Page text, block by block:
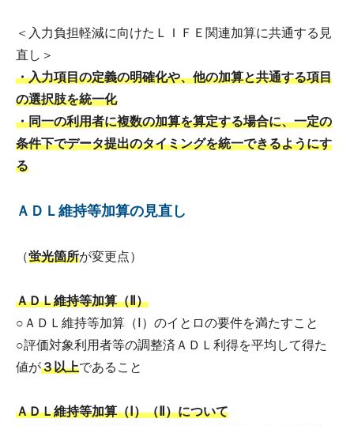
＜入力負担軽減に向けたＬＩＦＥ関連加算に共通する見
直し＞
・入力項目の定義の明確化や、他の加算と共通する項目
の選択肢を統一化
・同一の利用者に複数の加算を算定する場合に、一定の
条件下でデータ提出のタイミングを統一できるようにす
る
ＡＤＬ維持等加算の見直し
（蛍光箇所が変更点）
ＡＤＬ維持等加算（Ⅱ）
○ＡＤＬ維持等加算（Ⅰ）のイとロの要件を満たすこと
○評価対象利用者等の調整済ＡＤＬ利得を平均して得た
値が３以上であること
ＡＤＬ維持等加算（Ⅰ）（Ⅱ）について